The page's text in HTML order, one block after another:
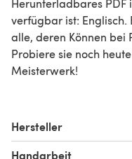
Herunterladbares PDF
verfügbar ist: Englisch.
alle, deren Können bei
Probiere sie noch
Meisterwerk!
Hersteller
Handarbeit